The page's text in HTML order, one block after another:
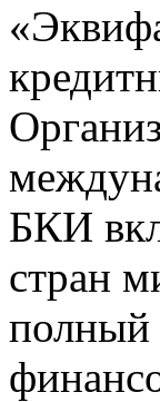
БКИ
стран
полный